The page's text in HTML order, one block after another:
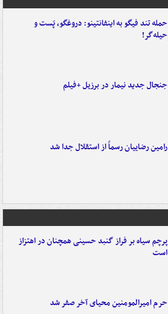
حمله تند فیگو به اینفانتینو: دروغگو، پَست‌ و
حیله‌گر!
جنجال جدید نیمار در برزیل +فیلم
رامین رضاییان رسماً از استقلال جدا شد
پرچم سیاه بر فراز گنبد حسینی همچنان در اهتزاز
است
حرم امیرالمومنین محیای آخر صفر شد